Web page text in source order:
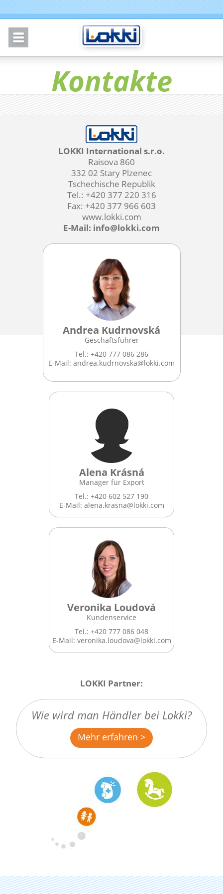
Kontakte
LOKKI International s.r.o.
Raisova 860
332 02 Stary Plzenec
Tschechische Republik
Tel.: +420 377 220 316
Fax: +420 377 966 603
www.lokki.com
E-Mail: info@lokki.com
Andrea Kudrnovská
Geschäftsführer
Tel.: +420 777 086 286
E-Mail: andrea.kudrnovska@lokki.com
Alena Krásná
Manager für Export
Tel.: +420 602 527 190
E-Mail: alena.krasna@lokki.com
Veronika Loudová
Kundenservice
Tel.: +420 777 086 048
E-Mail: veronika.loudova@lokki.com
LOKKI Partner:
Wie wird man Händler bei Lokki?
Mehr erfahren >